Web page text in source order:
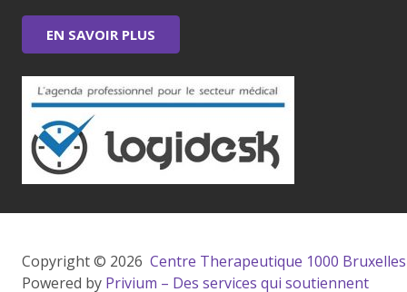
EN SAVOIR PLUS
Copyright © 2026 Centre Therapeutique 1000 Bruxelles
Powered by Privium – Des services qui soutiennent